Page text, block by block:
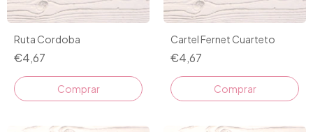
Ruta Cordoba
€4,67
Comprar
Cartel Fernet Cuarteto
€4,67
Comprar